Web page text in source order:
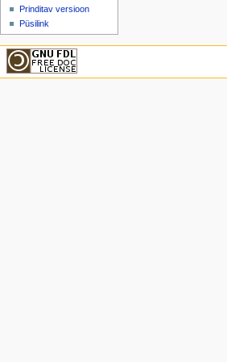
Prinditav versioon
Püsilink